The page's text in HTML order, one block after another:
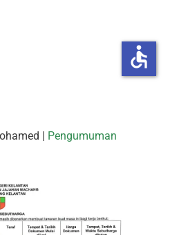
| Pengumuman
accessible